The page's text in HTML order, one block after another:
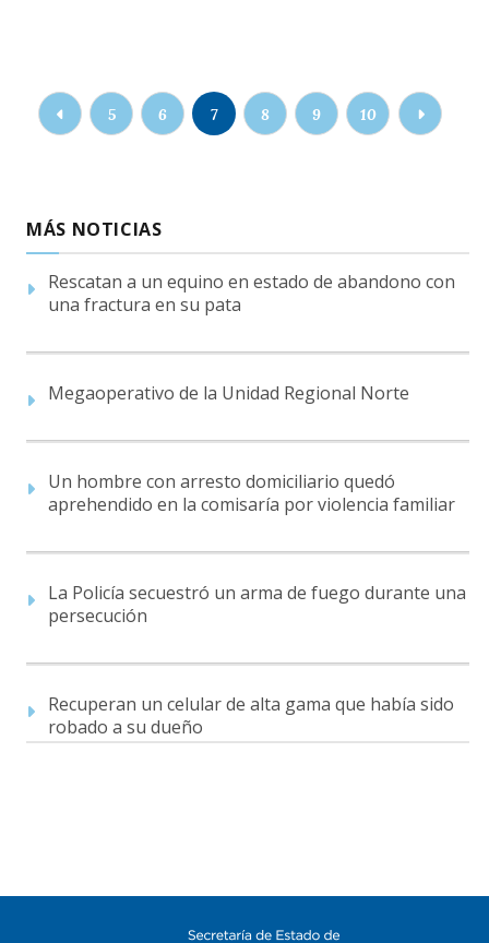
5 6 7 8 9 10
MÁS NOTICIAS
Rescatan a un equino en estado de abandono con
una fractura en su pata
Megaoperativo de la Unidad Regional Norte
Un hombre con arresto domiciliario quedó
aprehendido en la comisaría por violencia familiar
La Policía secuestró un arma de fuego durante una
persecución
Recuperan un celular de alta gama que había sido
robado a su dueño